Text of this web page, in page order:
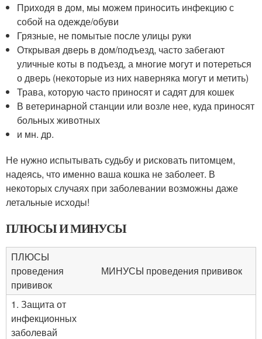
Приходя в дом, мы можем приносить инфекцию с
собой на одежде/обуви
Грязные, не помытые после улицы руки
Открывая дверь в дом/подъезд, часто забегают
уличные коты в подъезд, а многие могут и потереться
о дверь (некоторые из них наверняка могут и метить)
Трава, которую часто приносят и садят для кошек
В ветеринарной станции или возле нее, куда приносят
больных животных
и мн. др.
Не нужно испытывать судьбу и рисковать питомцем,
надеясь, что именно ваша кошка не заболеет. В
некоторых случаях при заболевании возможны даже
летальные исходы!
ПЛЮСЫ И МИНУСЫ
ПЛЮСЫ
проведения
прививок
МИНУСЫ проведения прививок
1. Защита от
инфекционных
заболевай